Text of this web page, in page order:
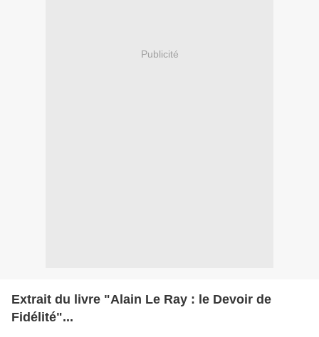
Publicité
Extrait du livre "Alain Le Ray : le Devoir de
Fidélité"...